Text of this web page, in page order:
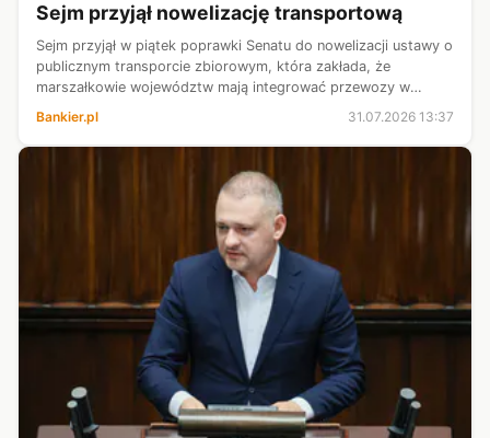
Sejm przyjął nowelizację transportową
Sejm przyjął w piątek poprawki Senatu do nowelizacji ustawy o
publicznym transporcie zbiorowym, która zakłada, że
marszałkowie województw mają integrować przewozy w
publicznym transporcie zbiorowym. Chodzi o koordynację
połączeń i tworzenie wspólnych...
Bankier.pl 31.07.2026 13:37